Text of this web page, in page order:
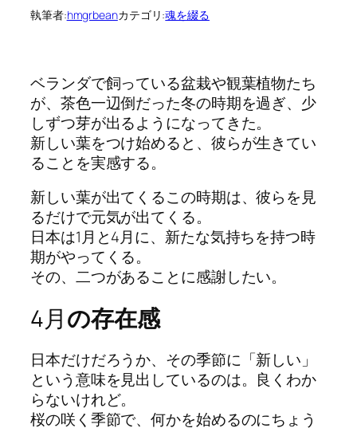
執筆者:hmgrbeanカテゴリ:魂を綴る
ベランダで飼っている盆栽や観葉植物たち
が、茶色一辺倒だった冬の時期を過ぎ、少
しずつ芽が出るようになってきた。
新しい葉をつけ始めると、彼らが生きてい
ることを実感する。
新しい葉が出てくるこの時期は、彼らを見
るだけで元気が出てくる。
日本は1月と4月に、新たな気持ちを持つ時
期がやってくる。
その、二つがあることに感謝したい。
4月の存在感
日本だけだろうか、その季節に「新しい」
という意味を見出しているのは。良くわか
らないけれど。
桜の咲く季節で、何かを始めるのにちょう